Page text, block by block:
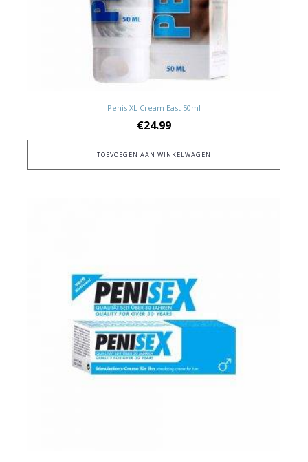
Penis XL Cream East 50ml
€24.99
TOEVOEGEN AAN WINKELWAGEN